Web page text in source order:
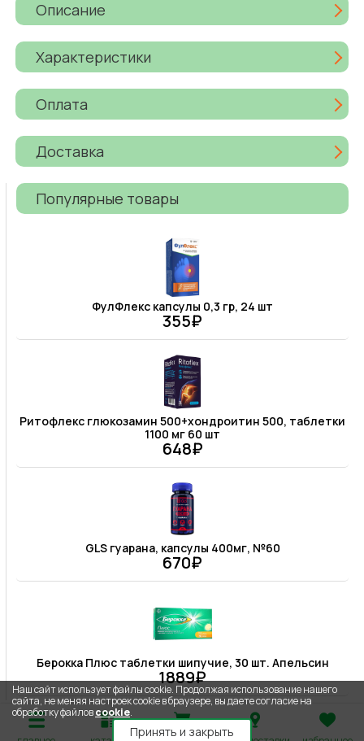
Описание
Характеристики
Оплата
Доставка
Популярные товары
ФулФлекс капсулы 0,3 гр, 24 шт
355₽
Ритофлекс глюкозамин 500+хондроитин 500, таблетки
1100 мг 60 шт
648₽
GLS гуарана, капсулы 400мг, №60
670₽
Берокка Плюс таблетки шипучие, 30 шт. Апельсин
1889₽
Наш сайт использует файлы cookie. Продолжая использование нашего
сайта, не меняя настроек cookie в браузере, вы даете согласие на
обработку файловcookie.
Принять и закрыть